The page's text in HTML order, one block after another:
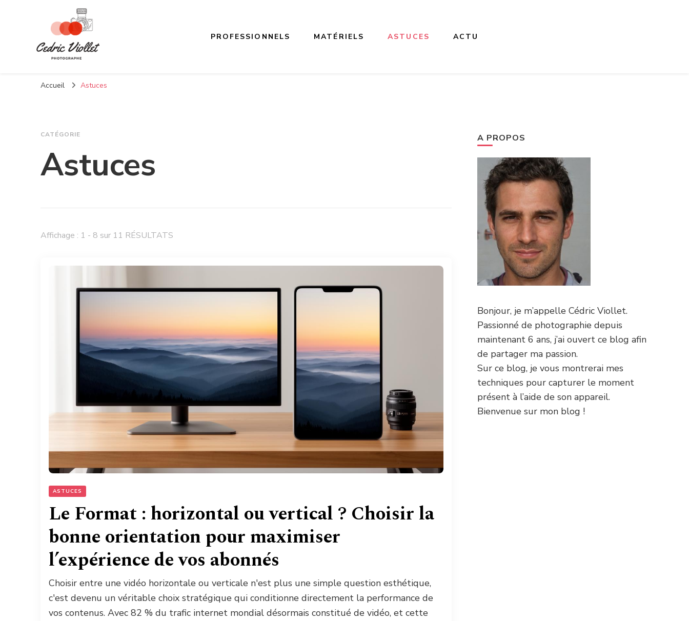
Cedricviollet
PROFESSIONNELS MATÉRIELS ASTUCES ACTU
Accueil Astuces
CATÉGORIE
Astuces
Affichage : 1 - 8 sur 11 RÉSULTATS
ASTUCES
Le Format : horizontal ou vertical ? Choisir la
bonne orientation pour maximiser
l’expérience de vos abonnés
Choisir entre une vidéo horizontale ou verticale n'est plus une simple question esthétique,
c'est devenu un véritable choix stratégique qui conditionne directement la performance de
vos contenus. Avec 82 % du trafic internet mondial désormais constitué de vidéo, et cette
A PROPOS
Bonjour, je m’appelle Cédric Viollet.
Passionné de photographie depuis
maintenant 6 ans, j’ai ouvert ce blog afin
de partager ma passion.
Sur ce blog, je vous montrerai mes
techniques pour capturer le moment
présent à l’aide de son appareil.
Bienvenue sur mon blog !